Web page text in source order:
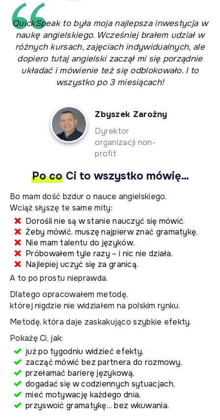
QuickSpeak to była moja najlepsza inwestycja w
naukę angielskiego. Wcześniej brałem udział w
różnych kursach, zajęciach indywidualnych, ale
dopiero tutaj angielski zaczął mi się porządnie
układać i mówienie też się odblokowało. I to
wszystko po 3 miesiącach!
Zbyszek Zarożny
Dyrektor
organizacji non-
profit
Po coCi to wszystko mówię…
Bo mam dość bzdur o nauce angielskiego.
Wciąż słyszę te same mity:
Dorośli nie są w stanie nauczyć się mówić.
Żeby mówić, muszę najpierw znać gramatykę.
Nie mam talentu do języków.
Próbowałem tyle razy – i nic nie działa.
Najlepiej uczyć się za granicą.
A to po prostu nieprawda.
Dlatego opracowałem metodę,
której nigdzie nie widziałem na polskim rynku.
Metodę, która daje zaskakująco szybkie efekty.
Pokażę Ci, jak:
już po tygodniu widzieć efekty,
zacząć mówić bez partnera do rozmowy,
przełamać barierę językową,
dogadać się w codziennych sytuacjach,
mieć motywację każdego dnia,
przyswoić gramatykę… bez wkuwania.